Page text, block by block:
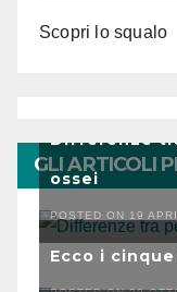
Scopri lo squalo
GLI ARTICOLI
Differenze
ossei
POSTED ON 19
Ecco i